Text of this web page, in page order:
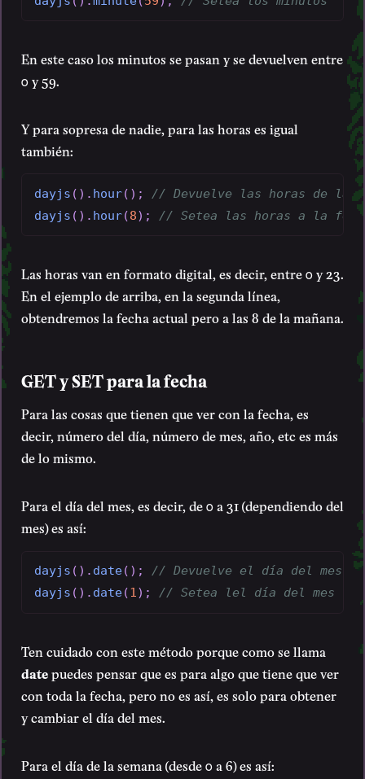
En este caso los minutos se pasan y se devuelven entre
0 y 59.
Y para sopresa de nadie, para las horas es igual
también:
dayjs ( ) . hour( ) ;
// Devuelve las horas de la
dayjs ( ) . hour(8) ; // Setea las horas a la
Las horas van en formato digital, es decir, entre 0 y 23.
En el ejemplo de arriba, en la segunda línea,
obtendremos la fecha actual pero a las 8 de la mañana.
GET y SET para la fecha
Para las cosas que tienen que ver con la fecha, es
decir, número del día, número de mes, año, etc es más
de lo mismo.
Para el día del mes, es decir, de 0 a 31 (dependiendo del
mes) es así:
dayjs ( ) . date( ) ;
// Devuelve el día del mes
dayjs ( ) . date(1) ; // Setea lel día del mes
Ten cuidado con este método porque como se llama
datepuedes pensar que es para algo que tiene que ver
con toda la fecha, pero no es así, es solo para obtener
y cambiar el día del mes.
Para el día de la semana (desde 0 a 6) es así: